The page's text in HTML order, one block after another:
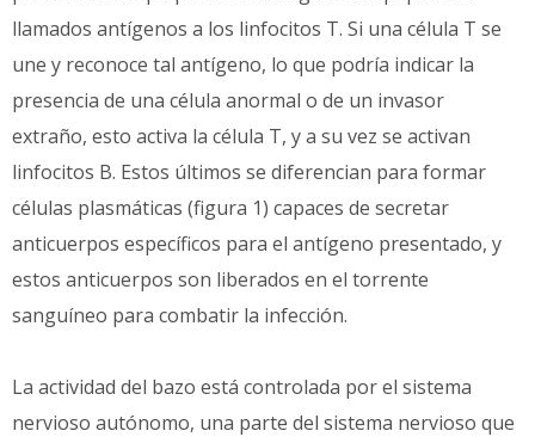
llamados antígenos a los linfocitos T. Si una célula T se
une y reconoce tal antígeno, lo que podría indicar la
presencia de una célula anormal o de un invasor
extraño, esto activa la célula T, y a su vez se activan
linfocitos B. Estos últimos se diferencian para formar
células plasmáticas (figura 1) capaces de secretar
anticuerpos específicos para el antígeno presentado, y
estos anticuerpos son liberados en el torrente
sanguíneo para combatir la infección.
La actividad del bazo está controlada por el sistema
nervioso autónomo, una parte del sistema nervioso que